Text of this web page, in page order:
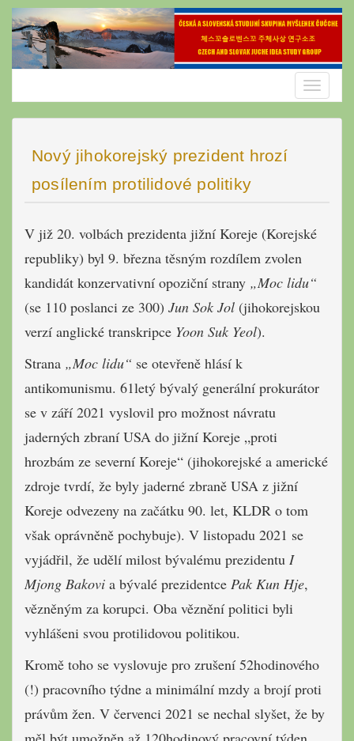
Skip
content
Toggle
Nový jihokorejský prezident hrozí
posílením protilidové politiky
V již 20. volbách prezidenta jižní Koreje (Korejské
republiky) byl 9. března těsným rozdílem zvolen
kandidát konzervativní opoziční strany „Moc lidu“
(se 110 poslanci ze 300) Jun Sok Jol (jihokorejskou
verzí anglické transkripce Yoon Suk Yeol).
Strana „Moc lidu“ se otevřeně hlásí k
antikomunismu. 61letý bývalý generální prokurátor
se v září 2021 vyslovil pro možnost návratu
jaderných zbraní USA do jižní Koreje „proti
hrozbám ze severní Koreje“ (jihokorejské a americké
zdroje tvrdí, že byly jaderné zbraně USA z jižní
Koreje odvezeny na začátku 90. let, KLDR o tom
však oprávněně pochybuje). V listopadu 2021 se
vyjádřil, že udělí milost bývalému prezidentu I
Mjong Bakovi a bývalé prezidentce Pak Kun Hje,
vězněným za korupci. Oba věznění politici byli
vyhlášeni svou protilidovou politikou.
Kromě toho se vyslovuje pro zrušení 52hodinového
(!) pracovního týdne a minimální mzdy a brojí proti
právům žen. V červenci 2021 se nechal slyšet, že by